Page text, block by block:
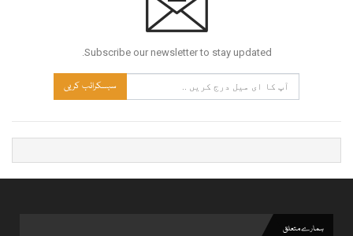
Subscribe our newsletter to stay updated.
سبسکرائب کریں
ہمارے متعلق